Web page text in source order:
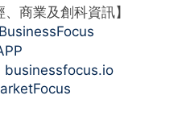
商業及創科資訊】
BusinessFocus
businessfocus.io